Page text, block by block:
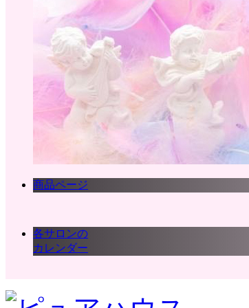
商品ページ
各サロンの
カレンダー